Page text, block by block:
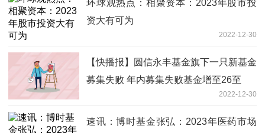
环球观热点：相聚资本：2023年股市投
资大有可为
2022-12-30
【快播报】圆信永丰基金旗下一只新基金
募集失败 年内募集失败基金增至26至
2022-12-30
速讯：博时基金张弘：2023年医药市场